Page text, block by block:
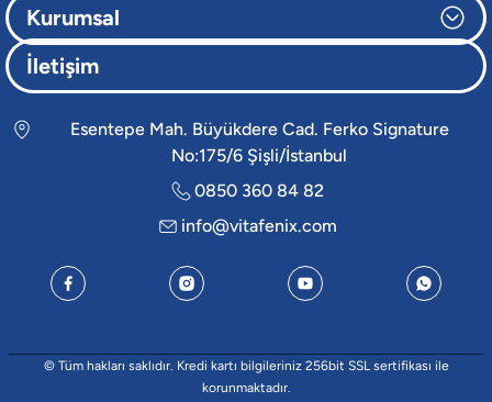
Kurumsal
İletişim
Esentepe Mah. Büyükdere Cad. Ferko Signature
No:175/6 Şişli/İstanbul
0850 360 84 82
info@vitafenix.com
© Tüm hakları saklıdır. Kredi kartı bilgileriniz 256bit SSL sertifikası ile
korunmaktadır.